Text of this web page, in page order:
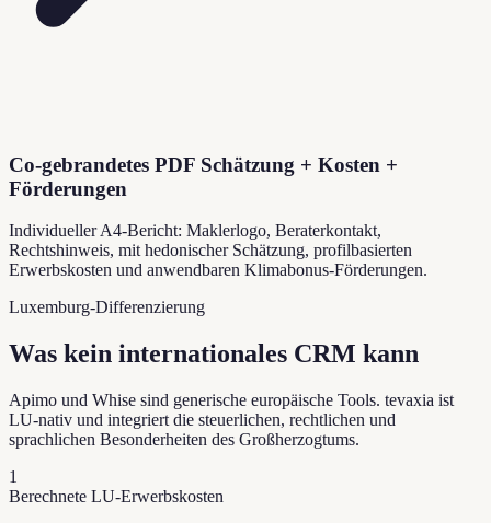
Co-gebrandetes PDF Schätzung + Kosten +
Förderungen
Individueller A4-Bericht: Maklerlogo, Beraterkontakt,
Rechtshinweis, mit hedonischer Schätzung, profilbasierten
Erwerbskosten und anwendbaren Klimabonus-Förderungen.
Luxemburg-Differenzierung
Was kein internationales CRM kann
Apimo und Whise sind generische europäische Tools. tevaxia ist
LU-nativ und integriert die steuerlichen, rechtlichen und
sprachlichen Besonderheiten des Großherzogtums.
1
Berechnete LU-Erwerbskosten